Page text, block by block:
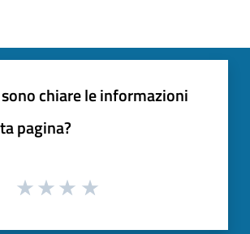
chiare le informazioni
pagina?